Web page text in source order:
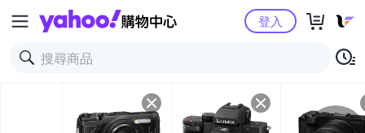
Yahoo購物中心登入